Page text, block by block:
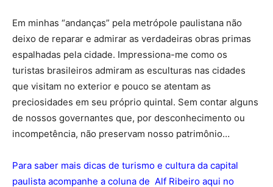
Em minhas “andanças” pela metrópole paulistana não
deixo de reparar e admirar as verdadeiras obras primas
espalhadas pela cidade. Impressiona-me como os
turistas brasileiros admiram as esculturas nas cidades
que visitam no exterior e pouco se atentam as
preciosidades em seu próprio quintal. Sem contar alguns
de nossos governantes que, por desconhecimento ou
incompetência, não preservam nosso patrimônio…
Para saber mais dicas de turismo e cultura da capital
paulista acompanhe a coluna de Alf Ribeiro aqui no